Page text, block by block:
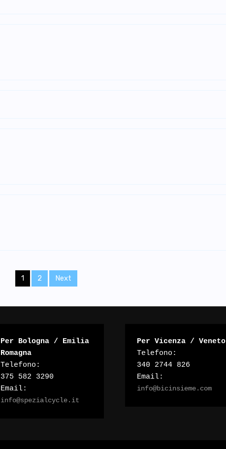
1 2 Next
Per Bologna / Emilia
Romagna
Telefono:
375 582 3290
Email:
info@spezialcycle.it
Per Vicenza / Veneto
Telefono:
340 2744 826
Email:
info@bicinsieme.com